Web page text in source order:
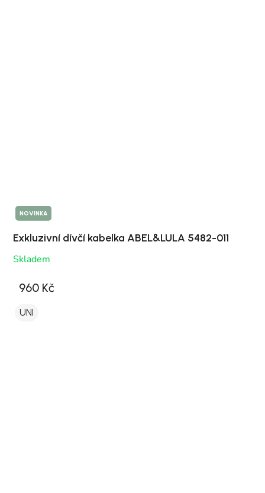
NOVINKA
Exkluzivní dívčí kabelka ABEL&LULA 5482-011
Skladem
960 Kč
UNI